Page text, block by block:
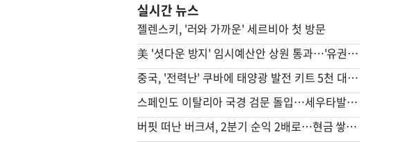
실시간 뉴스
젤렌스키, '러와 가까운' 세르비아 첫 방문
美 '셧다운 방지' 임시예산안 상원 통과…'유권자 ID법'은 좌절
중국, '전력난' 쿠바에 태양광 발전 키트 5천 대 기증
스페인도 이탈리아 국경 검문 돌입…세우타발 갈등 고조
버핏 떠난 버크셔, 2분기 순익 2배로…현금 쌓기서 투자로 전환